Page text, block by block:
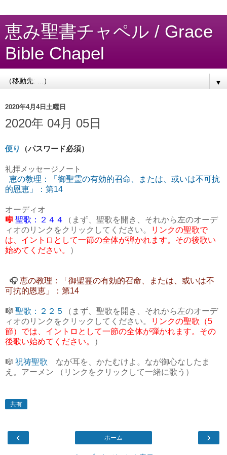
恵み聖書チャペル / Grace
Bible Chapel
▼
2020年4月4日土曜日
2020年 04月 05日
便り （パスワード必須）
礼拝 メッセージノート
恵の教理：「御聖霊の有効的召命、または、或いは不可抗
的恩恵」：第14
オーディオ
🎼 聖歌：２４４
（まず、聖歌を開き、それから左のオーデ
ィオのリンクをクリックしてください。
リンクの聖歌で
は、イントロとして一節の全体が弾かれます。その後歌い
始めてください。
）
🎧 恵の教理：「御聖霊の有効的召命、または、或いは不
可抗的恩恵」：第14
🎼 聖歌：２２５
（まず、聖歌を開き、それから左のオーデ
ィオのリンクをクリックしてください。
リンクの聖歌（5
節）では、イントロとして一節の全体が弾かれます。その
後歌い始めてください。
）
🎼 祝祷聖歌 なが耳を、かたむけよ。なが御心なしたま
え。アーメン （リンクをクリックして一緒に歌う）
共有
‹ ›
ホーム